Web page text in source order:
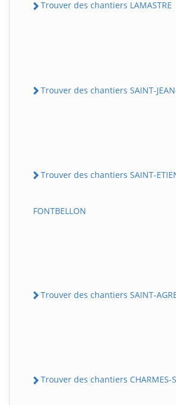
Trouver des chantiers LAMASTRE
Trouver des chantiers SAINT-
Trouver des chantiers SAINT-
FONTBELLON
Trouver des chantiers SAINT-
Trouver des chantiers CHARMES-